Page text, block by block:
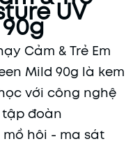
UV
Cảm & Trẻ Em
Mild 90g là kem
với công nghệ
tập đoàn
hôi - ma sát